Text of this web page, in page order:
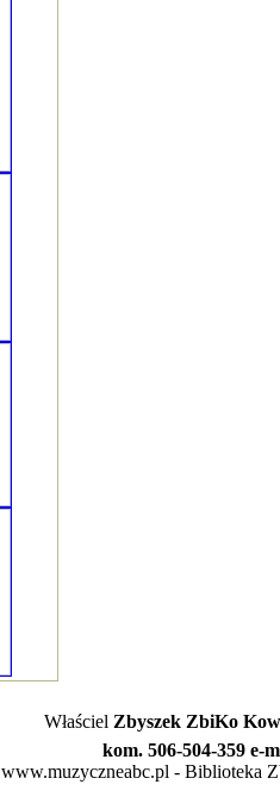
Właściel Zbyszek ZbiKo
kom. 506-504-359 e-
www.muzyczneabc.pl - Biblioteka